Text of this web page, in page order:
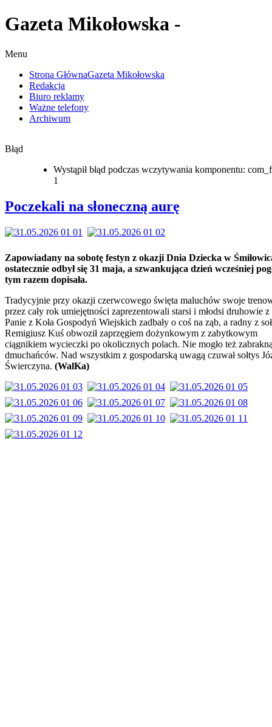
Gazeta Mikołowska -
Menu
Strona GłównaGazeta Mikołowska
Redakcja
Biuro reklamy
Ważne telefony
Archiwum
Błąd
Wystąpił błąd podczas wczytywania komponentu:
1
Poczekali na słoneczną aurę
Zapowiadany na sobotę festyn z okazji Dnia Dziecka w
ostatecznie odbył się 31 maja, a szwankująca dzień wcześniej
tym razem dopisała.
Tradycyjnie przy okazji czerwcowego święta maluchów swoje
przez cały rok umiejętności zaprezentowali starsi i młodsi druhowie z
Panie z Koła Gospodyń Wiejskich zadbały o coś na ząb, a radny z
Remigiusz Kuś obwoził zaprzęgiem dożynkowym z zabytkowym
ciągnikiem wycieczki po okolicznych polach. Nie mogło też
dmuchańców. Nad wszystkim z gospodarską uwagą czuwał sołtys
Świerczyna. (WalKa)